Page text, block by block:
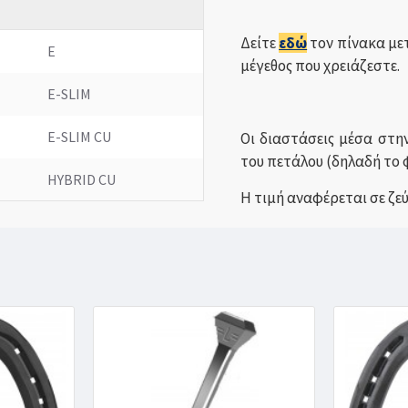
E
E-SLIM
E-SLIM CU
HYBRID CU
Δείτεεδώτον πίνακα
μέγεθος που χρειάζεστε.
Οι διαστάσεις μέσα
του πετάλου (δηλαδή
Η τιμή αναφέρεται σε